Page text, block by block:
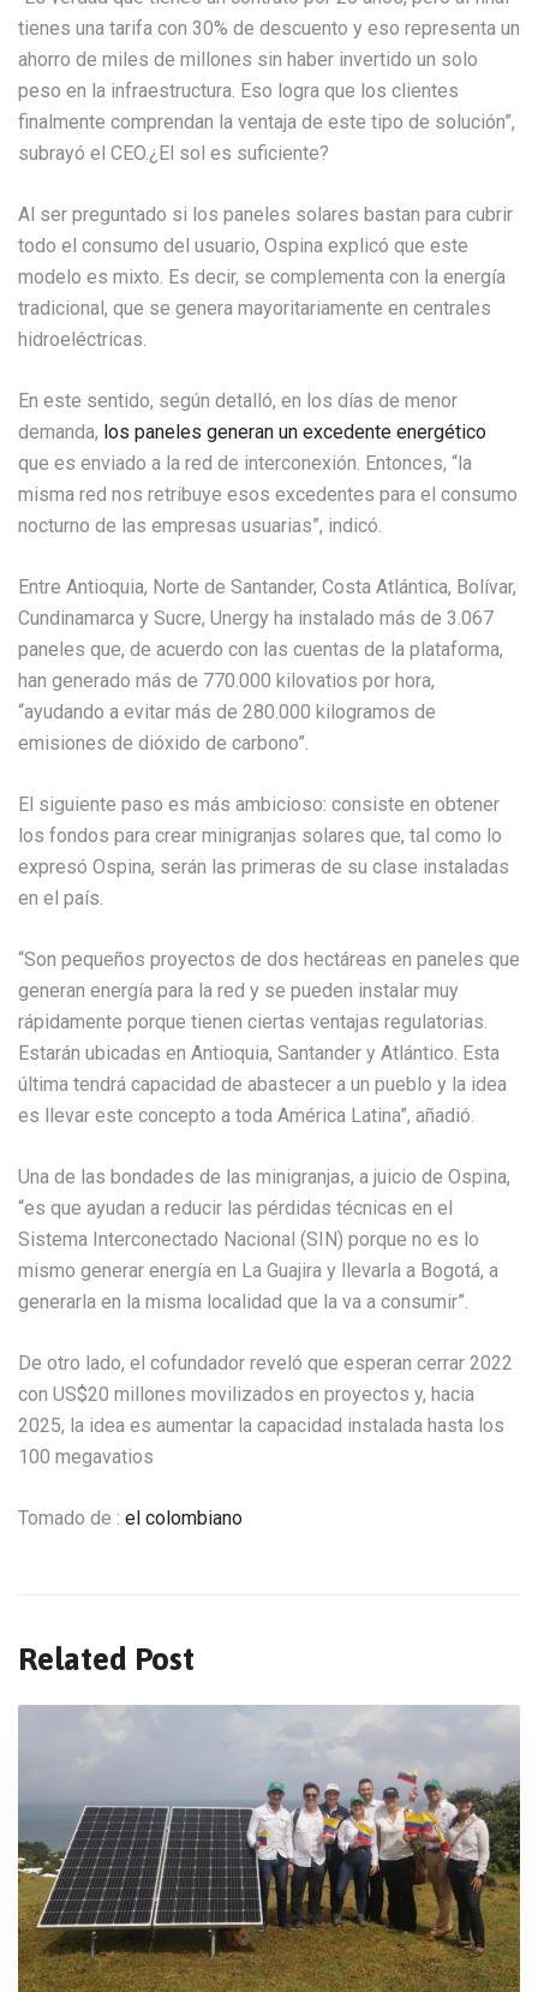
tienes una tarifa con 30% de descuento y eso representa un
ahorro de miles de millones sin haber invertido un solo
peso en la infraestructura. Eso logra que los clientes
finalmente comprendan la ventaja de este tipo de solución”,
subrayó el CEO.¿El sol es suficiente?
Al ser preguntado si los paneles solares bastan para cubrir
todo el consumo del usuario, Ospina explicó que este
modelo es mixto. Es decir, se complementa con la energía
tradicional, que se genera mayoritariamente en centrales
hidroeléctricas.
En este sentido, según detalló, en los días de menor
demanda, los paneles generan un excedente energético
que es enviado a la red de interconexión. Entonces, “la
misma red nos retribuye esos excedentes para el consumo
nocturno de las empresas usuarias”, indicó.
Entre Antioquia, Norte de Santander, Costa Atlántica, Bolívar,
Cundinamarca y Sucre, Unergy ha instalado más de 3.067
paneles que, de acuerdo con las cuentas de la plataforma,
han generado más de 770.000 kilovatios por hora,
“ayudando a evitar más de 280.000 kilogramos de
emisiones de dióxido de carbono”.
El siguiente paso es más ambicioso: consiste en obtener
los fondos para crear minigranjas solares que, tal como lo
expresó Ospina, serán las primeras de su clase instaladas
en el país.
“Son pequeños proyectos de dos hectáreas en paneles que
generan energía para la red y se pueden instalar muy
rápidamente porque tienen ciertas ventajas regulatorias.
Estarán ubicadas en Antioquia, Santander y Atlántico. Esta
última tendrá capacidad de abastecer a un pueblo y la idea
es llevar este concepto a toda América Latina”, añadió.
Una de las bondades de las minigranjas, a juicio de Ospina,
“es que ayudan a reducir las pérdidas técnicas en el
Sistema Interconectado Nacional (SIN) porque no es lo
mismo generar energía en La Guajira y llevarla a Bogotá, a
generarla en la misma localidad que la va a consumir”.
De otro lado, el cofundador reveló que esperan cerrar 2022
con US$20 millones movilizados en proyectos y, hacia
2025, la idea es aumentar la capacidad instalada hasta los
100 megavatios
Tomado de : el colombiano
Related Post